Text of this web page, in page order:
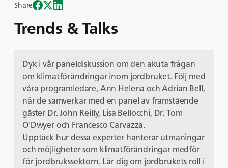
Trends & Talks
Share
Dyk i vår paneldiskussion om den akuta frågan
om klimatförändringar inom jordbruket. Följ med
våra programledare, Ann Helena och Adrian Bell,
när de samverkar med en panel av framstående
gäster Dr. John Reilly, Lisa Bellocchi, Dr. Tom
O'Dwyer och Francesco Carvazza.
Upptäck hur dessa experter hanterar utmaningar
och möjligheter som klimatförändringar medför
för jordbrukssektorn. Lär dig om jordbrukets roll i